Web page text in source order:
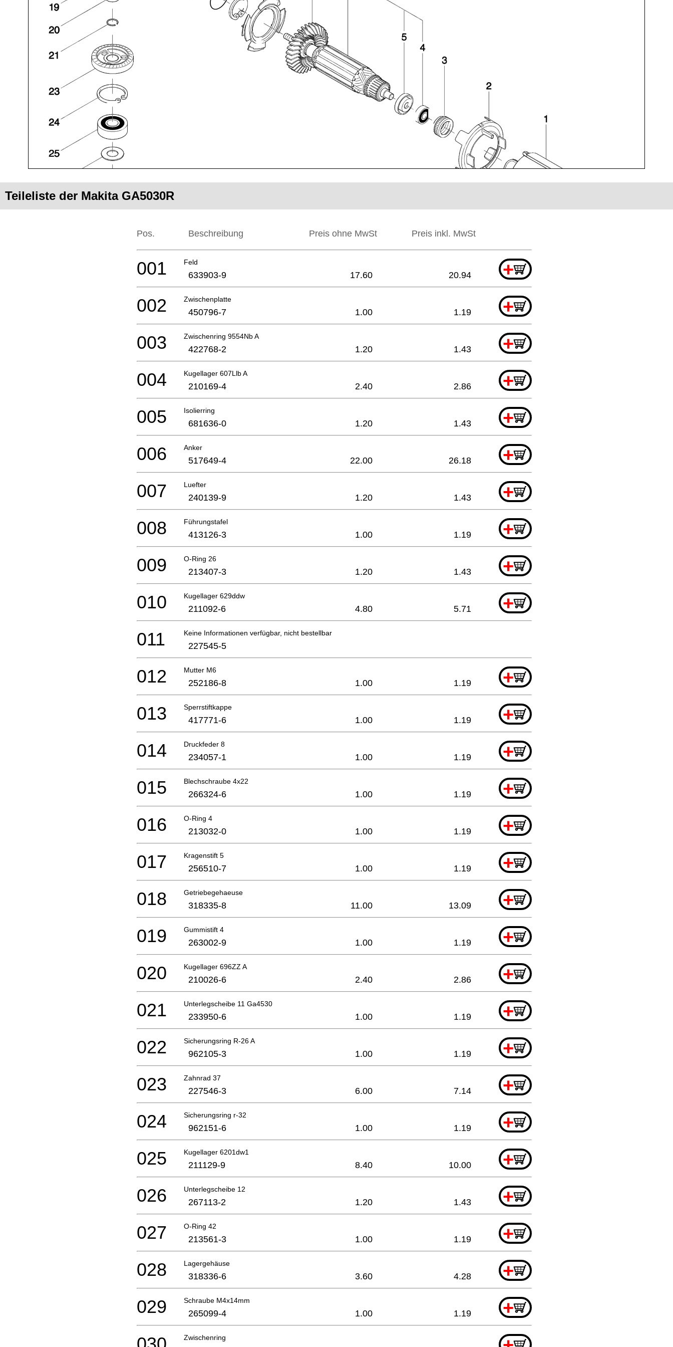
Teileliste der Makita GA5030R
Pos. Beschreibung Preis ohne MwSt Preis inkl. MwSt
Feld +
001 633903-9 17.60 20.94
Zwischenplatte +
002 450796-7 1.00 1.19
Zwischenring 9554Nb A +
003 422768-2 1.20 1.43
Kugellager 607Llb A +
004 210169-4 2.40 2.86
Isolierring +
005 681636-0 1.20 1.43
Anker +
006 517649-4 22.00 26.18
Luefter +
007 240139-9 1.20 1.43
Führungstafel +
008 413126-3 1.00 1.19
O-Ring 26 +
009 213407-3 1.20 1.43
Kugellager 629ddw +
010 211092-6 4.80 5.71
Keine Informationen verfügbar, nicht bestellbar
011 227545-5
Mutter M6 +
012 252186-8 1.00 1.19
Sperrstiftkappe +
013 417771-6 1.00 1.19
Druckfeder 8 +
014 234057-1 1.00 1.19
Blechschraube 4x22 +
015 266324-6 1.00 1.19
O-Ring 4 +
016 213032-0 1.00 1.19
Kragenstift 5 +
017 256510-7 1.00 1.19
Getriebegehaeuse +
018 318335-8 11.00 13.09
Gummistift 4 +
019 263002-9 1.00 1.19
Kugellager 696ZZ A +
020 210026-6 2.40 2.86
Unterlegscheibe 11 Ga4530 +
021 233950-6 1.00 1.19
Sicherungsring R-26 A +
022 962105-3 1.00 1.19
Zahnrad 37 +
023 227546-3 6.00 7.14
Sicherungsring r-32 +
024 962151-6 1.00 1.19
Kugellager 6201dw1 +
025 211129-9 8.40 10.00
Unterlegscheibe 12 +
026 267113-2 1.20 1.43
O-Ring 42 +
027 213561-3 1.00 1.19
Lagergehäuse +
028 318336-6 3.60 4.28
Schraube M4x14mm +
029 265099-4 1.00 1.19
Zwischenring